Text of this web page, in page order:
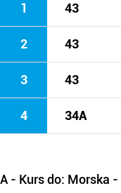
1 43
2 43
3 43
4 34A
A - Kurs do: Morska